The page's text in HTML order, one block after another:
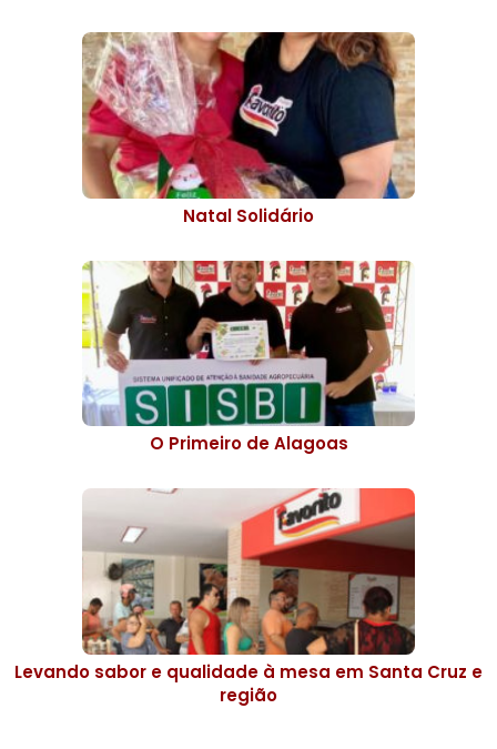
Natal Solidário
O Primeiro de Alagoas
Levando sabor e qualidade à mesa em Santa Cruz e
região